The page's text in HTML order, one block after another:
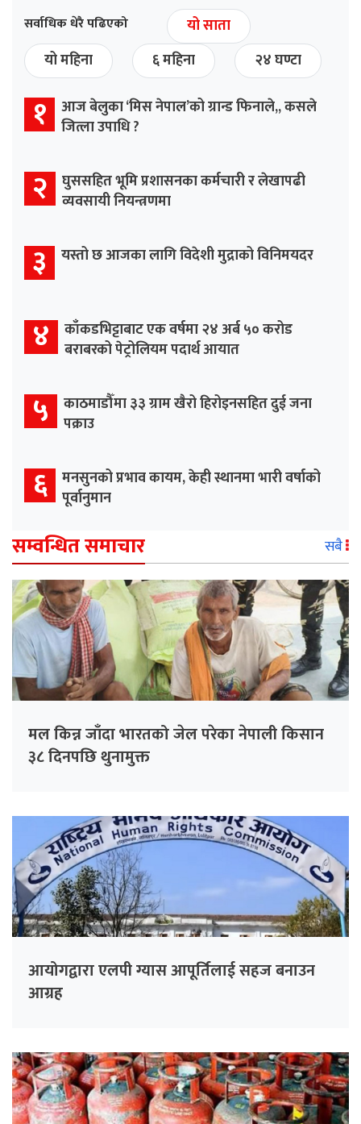
सर्वाधिक धेरै पढिएको
यो साता
यो महिना
६ महिना २४ घण्टा
१ आज बेलुका ‘मिस नेपाल’को ग्रान्ड फिनाले,, कसले
जित्ला उपाधि ?
२ घुससहित भूमि प्रशासनका कर्मचारी र लेखापढी
व्यवसायी नियन्त्रणमा
३ यस्तो छ आजका लागि विदेशी मुद्राको विनिमयदर
४ काँकडभिट्टाबाट एक वर्षमा २४ अर्ब ५० करोड
बराबरको पेट्रोलियम पदार्थ आयात
५ काठमाडौँमा ३३ ग्राम खैरो हिरोइनसहित दुई जना
पक्राउ
६ मनसुनको प्रभाव कायम, केही स्थानमा भारी वर्षाको
पूर्वानुमान
सम्वन्धित समाचार सबै
मल किन्न जाँदा भारतको जेल परेका नेपाली किसान
३८ दिनपछि थुनामुक्त
आयोगद्वारा एलपी ग्यास आपूर्तिलाई सहज बनाउन
आग्रह